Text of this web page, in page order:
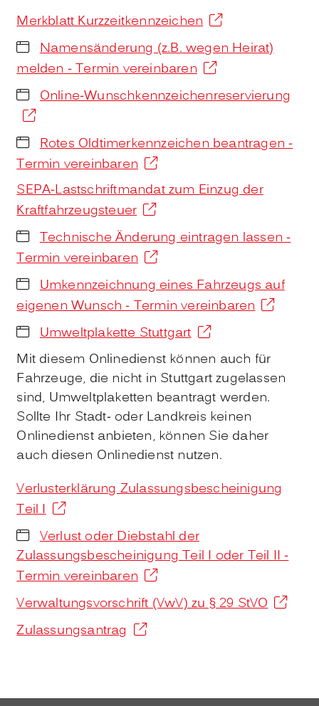
Merkblatt Kurzzeitkennzeichen
Namensänderung (z.B. wegen Heirat)
melden - Termin vereinbaren
Online-Wunschkennzeichenreservierung
Rotes Oldtimerkennzeichen beantragen -
Termin vereinbaren
SEPA-Lastschriftmandat zum Einzug der
Kraftfahrzeugsteuer
Technische Änderung eintragen lassen -
Termin vereinbaren
Umkennzeichnung eines Fahrzeugs auf
eigenen Wunsch - Termin vereinbaren
Umweltplakette Stuttgart
Mit diesem Onlinedienst können auch für
Fahrzeuge, die nicht in Stuttgart zugelassen
sind, Umweltplaketten beantragt werden.
Sollte Ihr Stadt- oder Landkreis keinen
Onlinedienst anbieten, können Sie daher
auch diesen Onlinedienst nutzen.
Verlusterklärung Zulassungsbescheinigung
Teil I
Verlust oder Diebstahl der
Zulassungsbescheinigung Teil I oder Teil II -
Termin vereinbaren
Verwaltungsvorschrift (VwV) zu § 29 StVO
Zulassungsantrag